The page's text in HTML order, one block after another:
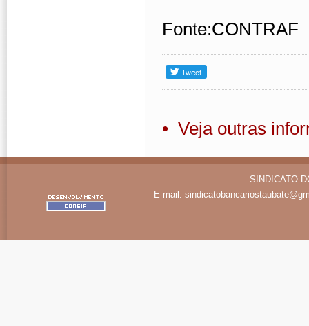
Fonte:CONTRAF
• Veja outras
SINDICATO
E-mail: